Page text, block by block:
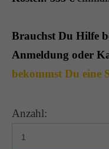
Brauchst Du Hilfe
Anmeldung oder
bekommst Du eine
Anzahl: